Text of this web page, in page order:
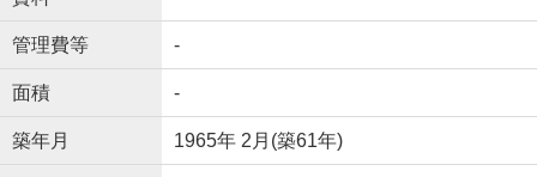
管理費等 -
面積 -
築年月 1965年 2月(築61年)